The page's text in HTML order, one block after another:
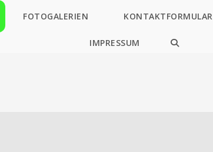
FOTOGALERIEN KONTAKTFORMULAR
IMPRESSUM
WEBSITE-